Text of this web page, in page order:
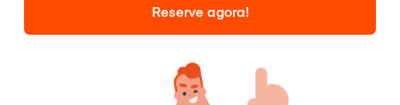
Reserve agora!